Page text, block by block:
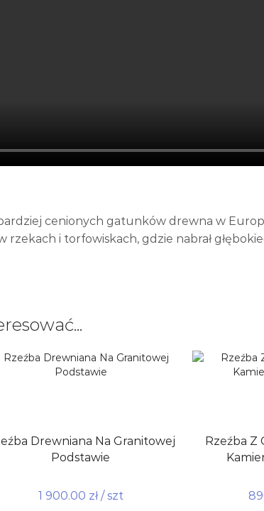
cenionych gatunków drewna w
i torfowiskach, gdzie nabrał
Drewniana Na Granitowej
Podstawie
1 900.00 zł / szt
Rzeźba Z